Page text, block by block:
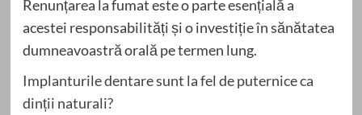
Renunțarea la fumat este o parte esențială a
acestei responsabilități și o investiție în sănătatea
dumneavoastră orală pe termen lung.
Implanturile dentare sunt la fel de puternice ca
dinții naturali?